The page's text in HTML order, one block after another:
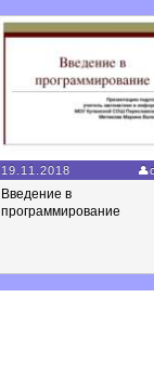
19.11.2018
Введение в
программирование